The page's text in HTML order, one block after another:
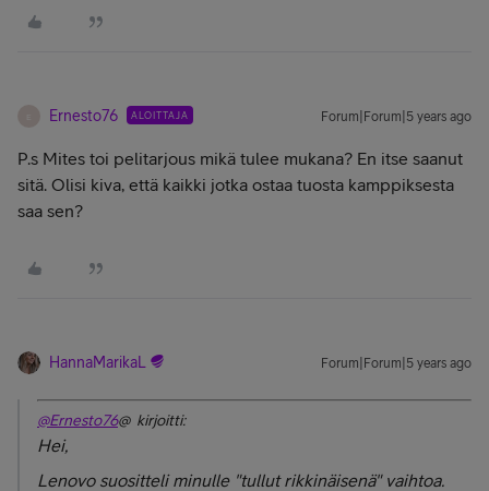
Ernesto76 ALOITTAJA Forum|Forum|5 years ago
P.s Mites toi pelitarjous mikä tulee mukana? En itse saanut
sitä. Olisi kiva, että kaikki jotka ostaa tuosta kamppiksesta
saa sen?
HannaMarikaL Forum|Forum|5 years ago
@Ernesto76@ kirjoitti:
Hei,
Lenovo suositteli minulle "tullut rikkinäisenä" vaihtoa.